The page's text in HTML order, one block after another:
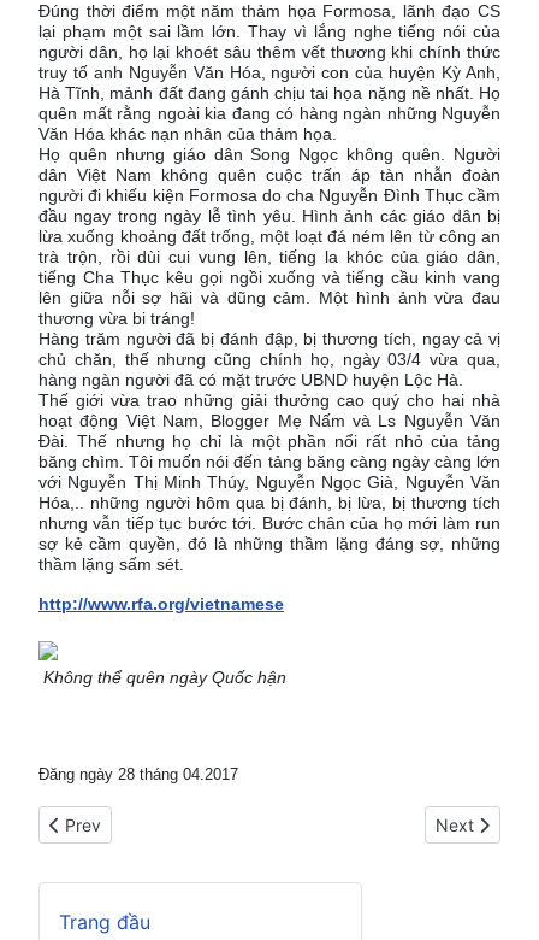
Trang đầu
Đúng thời điểm một năm thảm họa Formosa, lãnh đạo CS
lại phạm một sai lầm lớn. Thay vì lắng nghe tiếng nói của
người dân, họ lại khoét sâu thêm vết thương khi chính thức
truy tố anh Nguyễn Văn Hóa, người con của huyện Kỳ Anh,
Hà Tĩnh, mảnh đất đang gánh chịu tai họa nặng nề nhất. Họ
quên mất rằng ngoài kia đang có hàng ngàn những Nguyễn
Văn Hóa khác nạn nhân của thảm họa.
Họ quên nhưng giáo dân Song Ngọc không quên. Người
dân Việt Nam không quên cuộc trấn áp tàn nhẫn đoàn
người đi khiếu kiện Formosa do cha Nguyễn Đình Thục cầm
đầu ngay trong ngày lễ tình yêu. Hình ảnh các giáo dân bị
lừa xuống khoảng đất trống, một loạt đá ném lên từ công an
trà trộn, rồi dùi cui vung lên, tiếng la khóc của giáo dân,
tiếng Cha Thục kêu gọi ngồi xuống và tiếng cầu kinh vang
lên giữa nỗi sợ hãi và dũng cảm. Một hình ảnh vừa đau
thương vừa bi tráng!
Hàng trăm người đã bị đánh đập, bị thương tích, ngay cả vị
chủ chăn, thế nhưng cũng chính họ, ngày 03/4 vừa qua,
hàng ngàn người đã có mặt trước UBND huyện Lộc Hà.
Thế giới vừa trao những giải thưởng cao quý cho hai nhà
hoạt động Việt Nam, Blogger Mẹ Nấm và Ls Nguyễn Văn
Đài. Thế nhưng họ chỉ là một phần nổi rất nhỏ của tảng
băng chìm. Tôi muốn nói đến tảng băng càng ngày càng lớn
với Nguyễn Thị Minh Thúy, Nguyễn Ngọc Già, Nguyễn Văn
Hóa,.. những người hôm qua bị đánh, bị lừa, bị thương tích
nhưng vẫn tiếp tục bước tới. Bước chân của họ mới làm run
sợ kẻ cầm quyền, đó là những thầm lặng đáng sợ, những
thầm lặng sấm sét.
http://www.rfa.org/vietnamese
Không thể quên ngày Quốc hận
Đăng ngày 28 tháng 04.2017
Previous article: Quốc gia can thiệp hay quốc gia trọng tài?
Prev Next article:
Next